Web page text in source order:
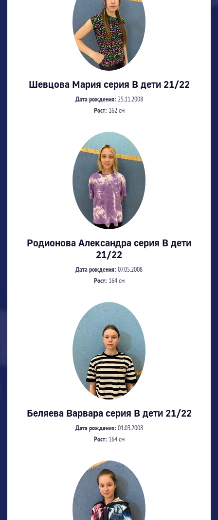
Шевцова Мария серия В дети 21/22
Дата рождения: 25.11.2008
Рост: 162 см
Родионова Александра серия В дети
21/22
Дата рождения: 07.05.2008
Рост: 164 см
Беляева Варвара серия В дети 21/22
Дата рождения: 01.03.2008
Рост: 164 см